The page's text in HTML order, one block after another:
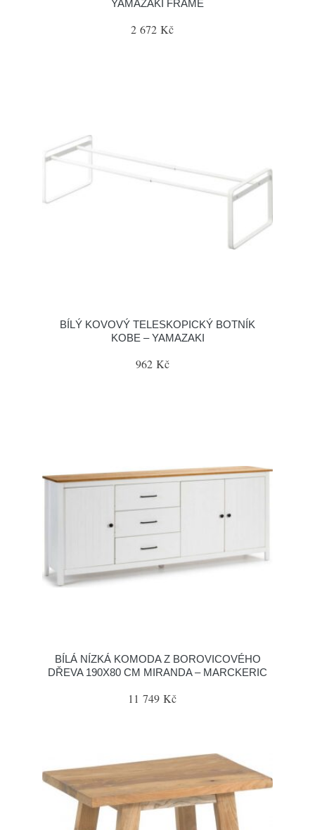
YAMAZAKI FRAME
2 672 Kč
BÍLÝ KOVOVÝ TELESKOPICKÝ BOTNÍK
KOBE – YAMAZAKI
962 Kč
BÍLÁ NÍZKÁ KOMODA Z BOROVICOVÉHO
DŘEVA 190X80 CM MIRANDA – MARCKERIC
11 749 Kč